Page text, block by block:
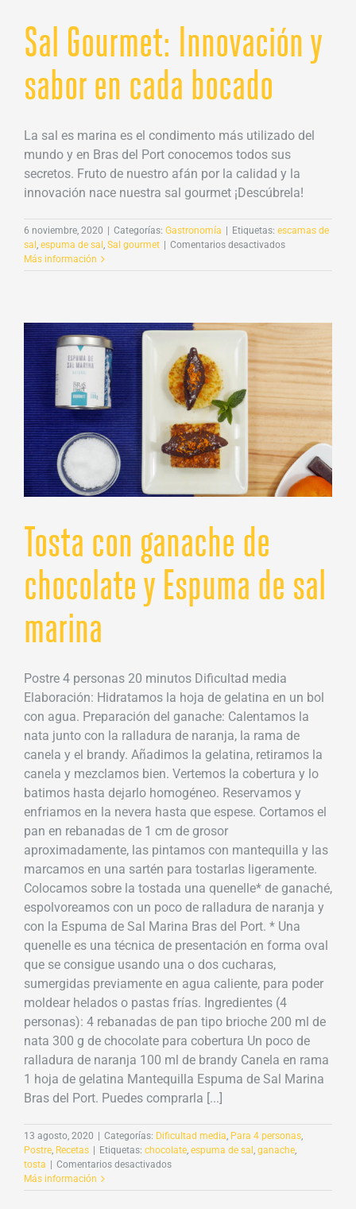
Sal Gourmet: Innovación y
sabor en cada bocado
La sal es marina es el condimento más utilizado del
mundo y en Bras del Port conocemos todos sus
secretos. Fruto de nuestro afán por la calidad y la
innovación nace nuestra sal gourmet ¡Descúbrela!
6 noviembre, 2020 Categorías: Gastronomía Etiquetas: escamas de
sal , espuma de sal , Sal gourmet Comentarios desactivadosen
en
cada
bocado
Más información
Tosta con ganache de
chocolate y Espuma de sal
marina
Postre 4 personas 20 minutos Dificultad media
Elaboración: Hidratamos la hoja de gelatina en un bol
con agua. Preparación del ganache: Calentamos la
nata junto con la ralladura de naranja, la rama de
canela y el brandy. Añadimos la gelatina, retiramos la
canela y mezclamos bien. Vertemos la cobertura y lo
batimos hasta dejarlo homogéneo. Reservamos y
enfriamos en la nevera hasta que espese. Cortamos el
pan en rebanadas de 1 cm de grosor
aproximadamente, las pintamos con mantequilla y las
marcamos en una sartén para tostarlas ligeramente.
Colocamos sobre la tostada una quenelle* de ganaché,
espolvoreamos con un poco de ralladura de naranja y
con la Espuma de Sal Marina Bras del Port. * Una
quenelle es una técnica de presentación en forma oval
que se consigue usando una o dos cucharas,
sumergidas previamente en agua caliente, para poder
moldear helados o pastas frías. Ingredientes (4
personas): 4 rebanadas de pan tipo brioche 200 ml de
nata 300 g de chocolate para cobertura Un poco de
ralladura de naranja 100 ml de brandy Canela en rama
1 hoja de gelatina Mantequilla Espuma de Sal Marina
Bras del Port. Puedes comprarla [...]
13 agosto, 2020 Categorías: Dificultad media, Para 4 personas,
Postre, Recetas Etiquetas: chocolate, espuma de sal , ganache,
tosta
Comentarios desactivadosen
Más información